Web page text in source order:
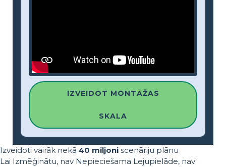
IZVEIDOT MONTĀŽAS
SKALA
Izveidoti vairāk nekā 40 miljoni scenāriju plānu
Lai Izmēģinātu, nav Nepieciešama Lejupielāde, nav